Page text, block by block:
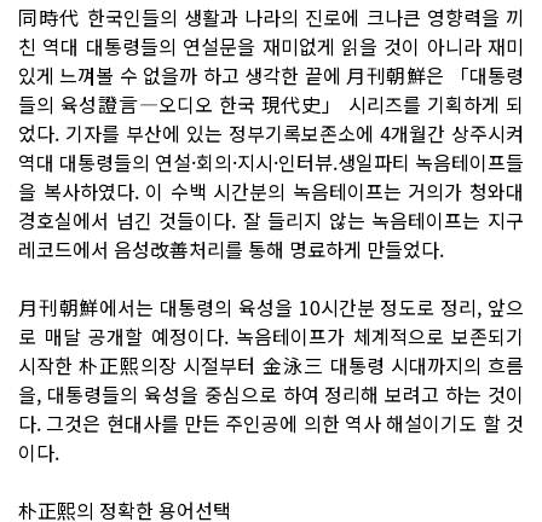
同時代 한국인들의 생활과 나라의 진로에 크나큰 영향력을 끼
친 역대 대통령들의 연설문을 재미없게 읽을 것이 아니라 재미
있게 느껴볼 수 없을까 하고 생각한 끝에 月刊朝鮮은 「대통령
들의 육성證言―오디오 한국 現代史」 시리즈를 기획하게 되
었다. 기자를 부산에 있는 정부기록보존소에 4개월간 상주시켜
역대 대통령들의 연설·회의·지시·인터뷰.생일파티 녹음테이프들
을 복사하였다. 이 수백 시간분의 녹음테이프는 거의가 청와대
경호실에서 넘긴 것들이다. 잘 들리지 않는 녹음테이프는 지구
레코드에서 음성改善처리를 통해 명료하게 만들었다.
月刊朝鮮에서는 대통령의 육성을 10시간분 정도로 정리, 앞으
로 매달 공개할 예정이다. 녹음테이프가 체계적으로 보존되기
시작한 朴正熙의장 시절부터 金泳三 대통령 시대까지의 흐름
을, 대통령들의 육성을 중심으로 하여 정리해 보려고 하는 것이
다. 그것은 현대사를 만든 주인공에 의한 역사 해설이기도 할 것
이다.
朴正熙의 정확한 용어선택